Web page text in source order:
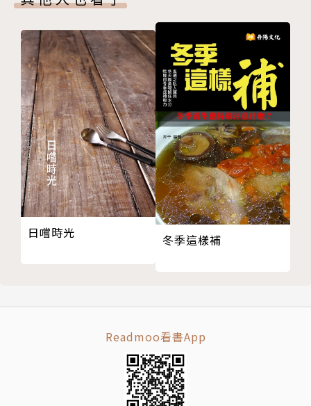
魚肚粥
蕎麥海鮮麵
番茄牛肉麵
金針冬粉
南瓜米粉
雙花菜燉馬鈴薯
Chapter3 養生甜點
松子小米粥
百合紅棗枸杞湯
南北杏燉木瓜
茯苓蓮子甜湯
桂圓紫米粥
南瓜燕麥粥
Chapter4 健康茶飲
日嚐時光 冬季這樣補
Readmoo看書App